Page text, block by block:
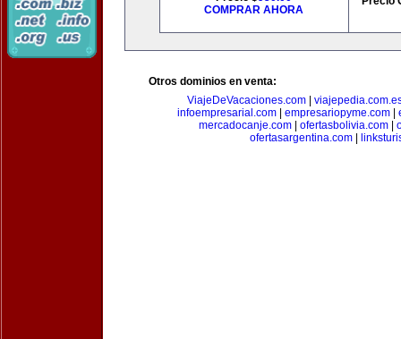
COMPRAR AHORA
Otros dominios en venta:
ViajeDeVacaciones.com
infoempresarial.com| empresariopyme.com|
mercadocanje.com
ofertasbolivia.com
ofertasargentina.com|